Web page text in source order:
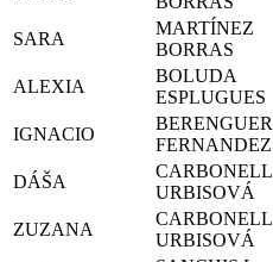
SARA
MARTÍNEZ
BORRAS
ALEXIA
BOLUDA
ESPLUGUES
IGNACIO
BERENGUER
FERNANDEZ
DÁŠA
CARBONELL
URBISOVÁ
ZUZANA
CARBONELL
URBISOVÁ